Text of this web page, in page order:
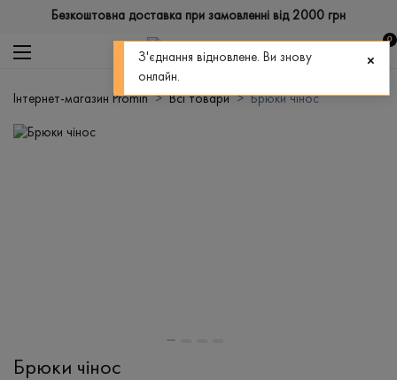
Безкоштовна доставка при замовленні від 2000 грн
0
Інтернет-магазин Promin Всі товари Брюки чінос
Брюки чінос
З'єднання відновлене. Ви знову
онлайн.